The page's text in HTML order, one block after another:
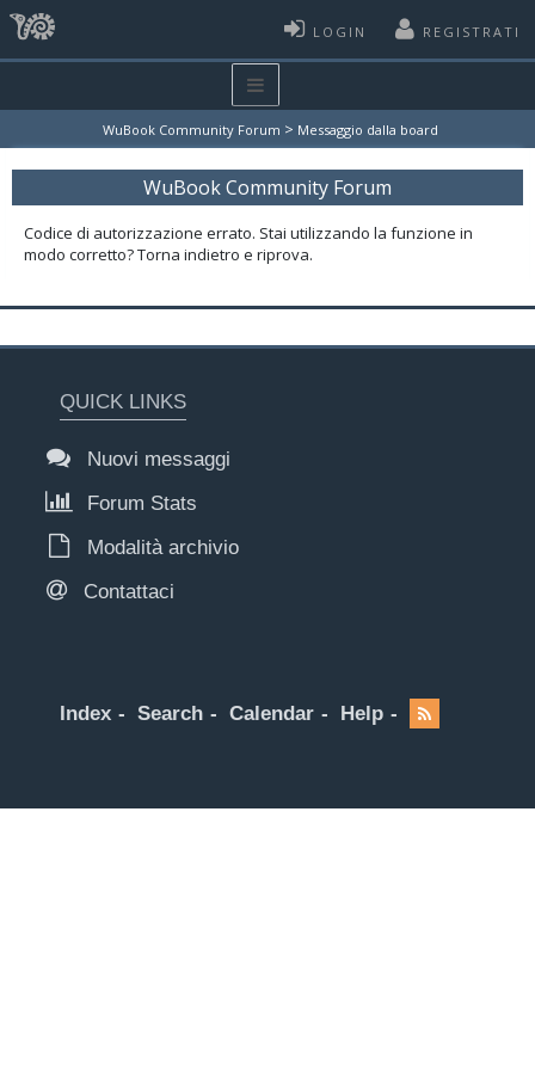
LOGIN REGISTRATI
WuBook Community Forum > Messaggio dalla board
WuBook Community Forum
Codice di autorizzazione errato. Stai utilizzando la funzione in
modo corretto? Torna indietro e riprova.
QUICK LINKS
Nuovi messaggi
Forum Stats
Modalità archivio
Contattaci
Index Search Calendar Help